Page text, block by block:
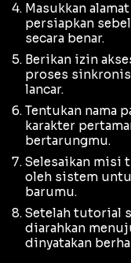
Masukkan
persiapkan
secara benar.
Berikan izin
proses
lancar.
Tentukan nama
karakter
bertarungmu.
Selesaikan misi
oleh sistem
barumu.
Setelah tutorial
diarahkan
dinyatakan